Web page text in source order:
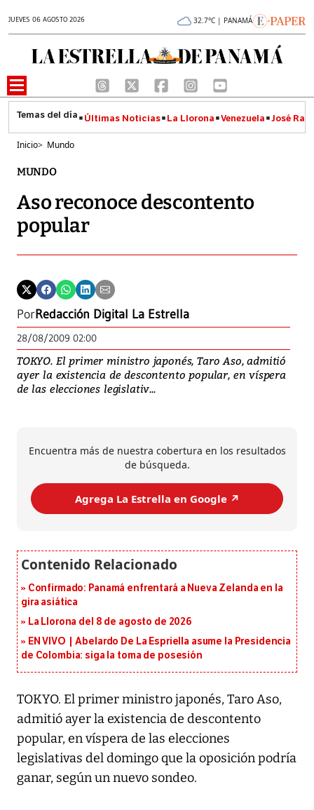
JUEVES 06 AGOSTO 2026 32.7°C | PANAMÁ
Últimas Noticias La Llorona Venezuela José
Inicio> Mundo
MUNDO
Aso reconoce descontento
popular
PorRedacción Digital La Estrella
28/08/2009 02:00
TOKYO. El primer ministro japonés, Taro Aso, admitió
ayer la existencia de descontento popular, en víspera
de las elecciones legislativ...
Encuentra más de nuestra cobertura en los resultados
de búsqueda.
Agrega La Estrella en Google ↗️
Confirmado: Panamá enfrentará a Nueva Zelanda en la
gira asiática
La Llorona del 8 de agosto de 2026
EN VIVO | Abelardo De La Espriella asume la Presidencia
de Colombia: siga la toma de posesión
TOKYO. El primer ministro japonés, Taro Aso,
admitió ayer la existencia de descontento
popular, en víspera de las elecciones
legislativas del domingo que la oposición podría
ganar, según un nuevo sondeo.